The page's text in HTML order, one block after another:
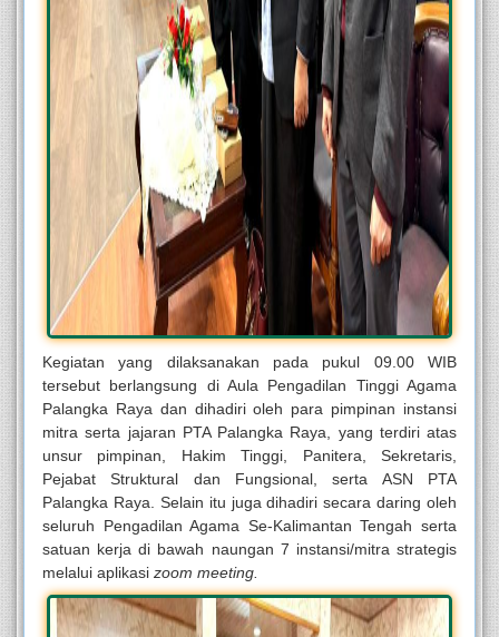
Kegiatan yang dilaksanakan pada pukul 09.00 WIB
tersebut berlangsung di Aula Pengadilan Tinggi Agama
Palangka Raya dan dihadiri oleh para pimpinan instansi
mitra serta jajaran PTA Palangka Raya, yang terdiri atas
unsur pimpinan, Hakim Tinggi, Panitera, Sekretaris,
Pejabat Struktural dan Fungsional, serta ASN PTA
Palangka Raya. Selain itu juga dihadiri secara daring oleh
seluruh Pengadilan Agama Se-Kalimantan Tengah serta
satuan kerja di bawah naungan 7 instansi/mitra strategis
melalui aplikasi zoom meeting.